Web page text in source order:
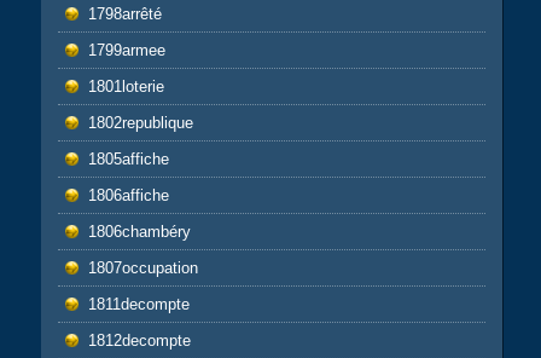
1798arrêté
1799armee
1801loterie
1802republique
1805affiche
1806affiche
1806chambéry
1807occupation
1811decompte
1812decompte